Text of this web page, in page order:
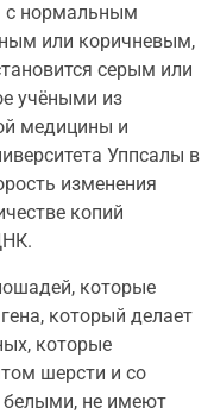
с нормальным
или коричневым,
серым или
учёными из
медицины и
Уппсалы в
изменения
копий
которые
который делает
которые
шерсти и со
белыми, не имеют